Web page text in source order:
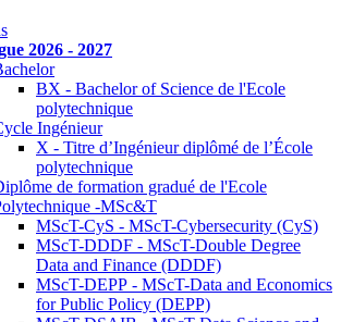
2026 - 2027
BX - Bachelor of Science de l'Ecole
polytechnique
Ingénieur
X - Titre d’Ingénieur diplômé de l’École
polytechnique
de formation gradué de l'Ecole
-MSc&T
MScT-CyS - MScT-Cybersecurity (CyS)
MScT-DDDF - MScT-Double Degree
Data and Finance (DDDF)
MScT-DEPP - MScT-Data and Economics
for Public Policy (DEPP)